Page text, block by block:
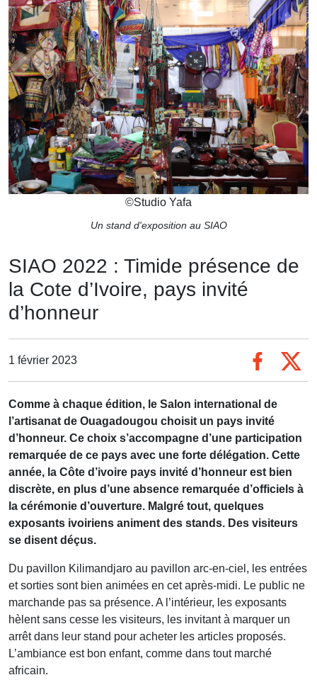
©Studio Yafa
Un stand d'exposition au SIAO
SIAO 2022 : Timide présence de
la Cote d’Ivoire, pays invité
d’honneur
1 février 2023
Comme à chaque édition, le Salon international de
l’artisanat de Ouagadougou choisit un pays invité
d’honneur. Ce choix s’accompagne d’une participation
remarquée de ce pays avec une forte délégation. Cette
année, la Côte d’ivoire pays invité d’honneur est bien
discrète, en plus d’une absence remarquée d’officiels à
la cérémonie d’ouverture. Malgré tout, quelques
exposants ivoiriens animent des stands. Des visiteurs
se disent déçus.
Du pavillon Kilimandjaro au pavillon arc-en-ciel, les entrées
et sorties sont bien animées en cet après-midi. Le public ne
marchande pas sa présence. A l’intérieur, les exposants
hèlent sans cesse les visiteurs, les invitant à marquer un
arrêt dans leur stand pour acheter les articles proposés.
L’ambiance est bon enfant, comme dans tout marché
africain.